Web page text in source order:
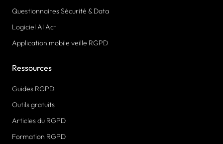
Questionnaires Sécurité & Data
Logiciel AI Act
Application mobile veille RGPD
Ressources
Guides RGPD
Outils gratuits
Articles du RGPD
Formation RGPD